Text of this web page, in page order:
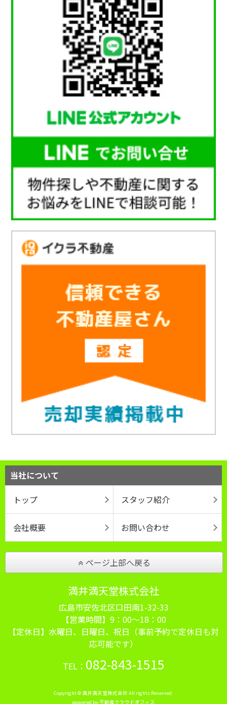
当社について
トップ
スタッフ紹介
会社概要 お問い合わせ
ページ上部へ戻る
満井満天堂株式会社
広島市安佐北区口田南1-32-33
【営業時間】9：00～18：00
【定休日】水曜日、日曜日、祝日（事前予約で定休日も対
応可能です）
TEL： 082-843-1515
Copyright © 満井満天堂株式会社 All rights Reserved.
powered by 不動産クラウドオフィス